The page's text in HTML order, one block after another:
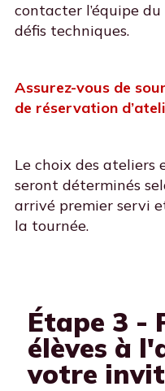
contacter l’équipe
défis techniques.
Assurez-vous de
de réservation
Le choix des ateliers
seront déterminés
arrivé premier servi
la tournée.
Étape 3 -
élèves à
votre